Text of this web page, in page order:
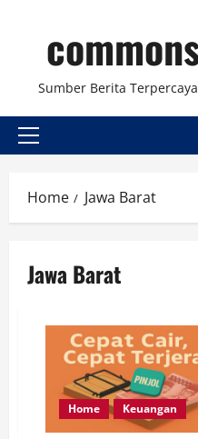
content
Sumber Berita
Primary
Home Jawa Barat
Jawa Barat
Home Keuangan